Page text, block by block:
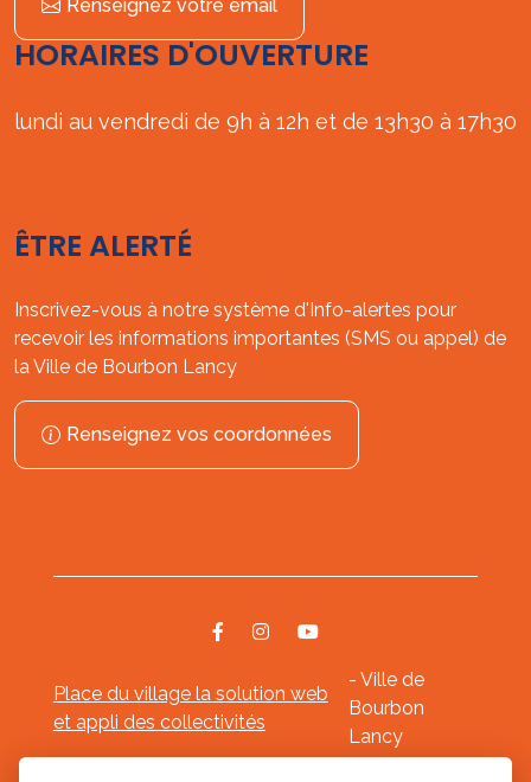
Renseignez votre email
HORAIRES D'OUVERTURE
lundi au vendredi de 9h à 12h et de 13h30 à 17h30
ÊTRE ALERTÉ
Inscrivez-vous à notre système d'Info-alertes pour
recevoir les informations importantes (SMS ou appel) de
la Ville de Bourbon Lancy
Renseignez vos coordonnées
Place du village la solution web
et appli des collectivités
- Ville de
Bourbon
Lancy
Mentions légales-- Gestion des cookies